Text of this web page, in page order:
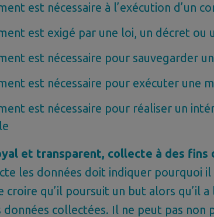
est nécessaire à l’exécution d’un
est exigé par une loi, un décret ou
est nécessaire pour sauvegarder
est nécessaire pour exécuter une
est nécessaire pour réaliser un
et transparent, collecte à des fins
les données doit indiquer pourquoi
croire qu’il poursuit un but alors qu’il
données collectées. Il ne peut pas non